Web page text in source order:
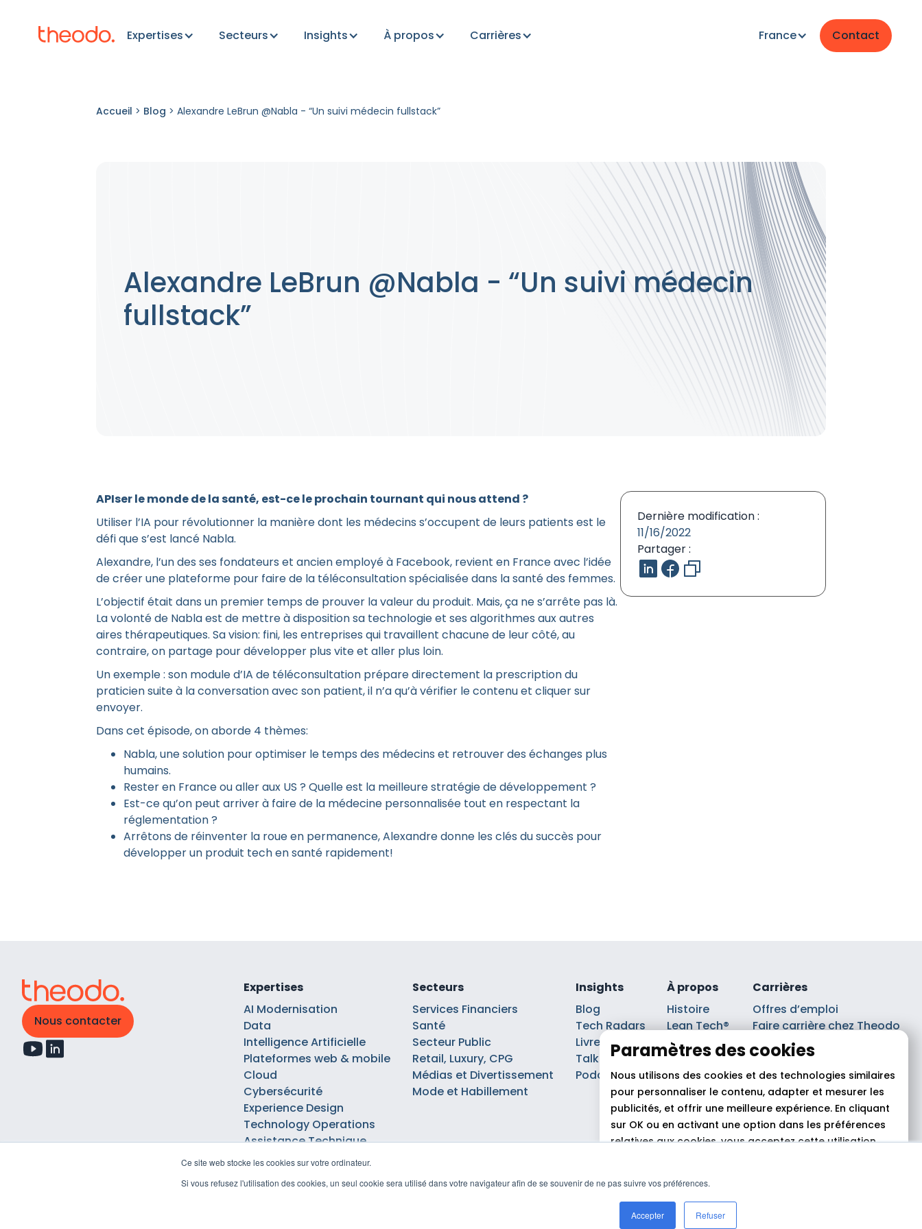
Ce site web stocke les cookies sur votre ordinateur.
Si vous refusez l'utilisation des cookies, un seul cookie sera utilisé dans votre navigateur afin de se souvenir de ne pas suivre vos préférences.
Accepter Refuser
Expertises Secteurs Insights À propos Carrières France Contact
Accueil > Blog > Alexandre LeBrun @Nabla - “Un suivi médecin fullstack”
Alexandre LeBrun @Nabla - “Un suivi médecin
fullstack”
APIser le monde de la santé, est-ce le prochain tournant qui nous attend ?
Utiliser l’IA pour révolutionner la manière dont les médecins s’occupent de leurs patients est le
défi que s’est lancé Nabla.
Alexandre, l’un des ses fondateurs et ancien employé à Facebook, revient en France avec l’idée
de créer une plateforme pour faire de la téléconsultation spécialisée dans la santé des femmes.
L’objectif était dans un premier temps de prouver la valeur du produit. Mais, ça ne s’arrête pas là.
La volonté de Nabla est de mettre à disposition sa technologie et ses algorithmes aux autres
aires thérapeutiques. Sa vision: fini, les entreprises qui travaillent chacune de leur côté, au
contraire, on partage pour développer plus vite et aller plus loin.
Un exemple : son module d’IA de téléconsultation prépare directement la prescription du
praticien suite à la conversation avec son patient, il n’a qu’à vérifier le contenu et cliquer sur
envoyer.
Dans cet épisode, on aborde 4 thèmes:
Nabla, une solution pour optimiser le temps des médecins et retrouver des échanges plus
humains.
Rester en France ou aller aux US ? Quelle est la meilleure stratégie de développement ?
Est-ce qu’on peut arriver à faire de la médecine personnalisée tout en respectant la
réglementation ?
Arrêtons de réinventer la roue en permanence, Alexandre donne les clés du succès pour
développer un produit tech en santé rapidement!
Dernière modification :
11/16/2022
Partager :
Nous contacter
Expertises
AI Modernisation
Data
Intelligence Artificielle
Plateformes web & mobile
Cloud
Cybersécurité
Experience Design
Technology Operations
Assistance Technique
Secteurs
Services Financiers
Santé
Secteur Public
Retail, Luxury, CPG
Médias et Divertissement
Mode et Habillement
Insights
Blog
Tech Radars
Livre blancs
Talks
Podcasts
À propos
Histoire
Lean Tech®
Leaders
Partenaires
Carrières
Offres d’emploi
Faire carrière chez Theodo
Index Ega Pro
Politique de gestion des cookies © 2026 Theodo
Paramètres des cookies
Nous utilisons des cookies et des technologies similaires
pour personnaliser le contenu, adapter et mesurer les
publicités, et offrir une meilleure expérience. En cliquant
sur OK ou en activant une option dans les préférences
relatives aux cookies, vous acceptez cette utilisation,
Tout autoriser Rejeter